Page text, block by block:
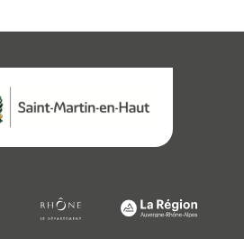
Agenda
Actualités